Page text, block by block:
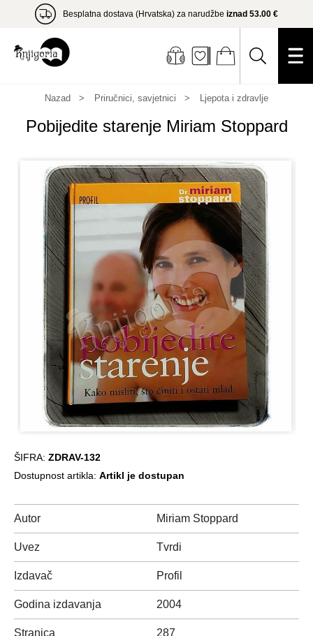
Besplatna dostava (Hrvatska) za narudžbe iznad 53.00 €
Nazad Priručnici, savjetnici Ljepota i zdravlje
Pobijedite starenje Miriam Stoppard
ŠIFRA: ZDRAV-132
Dostupnost artikla: Artikl je dostupan
Autor Miriam Stoppard
Uvez Tvrdi
Izdavač Profil
Godina izdavanja 2004
Stranica 287